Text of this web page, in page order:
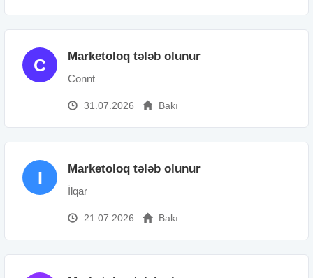
C Marketoloq tələb olunur
Connt
31.07.2026 Bakı
I Marketoloq tələb olunur
İlqar
21.07.2026 Bakı